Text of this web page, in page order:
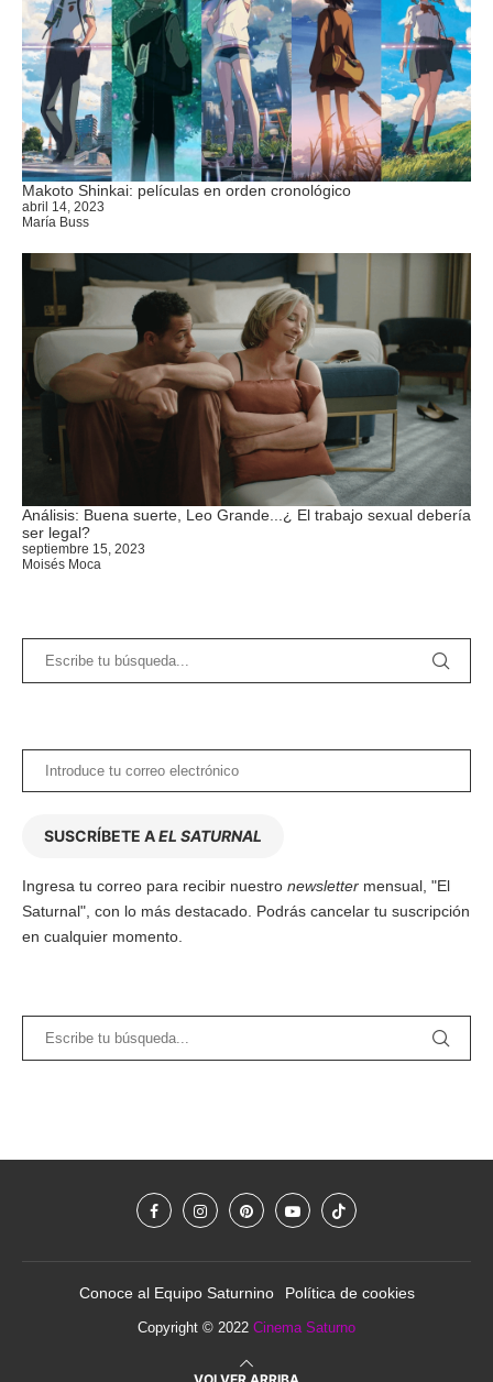
Makoto Shinkai: películas en orden cronológico
abril 14, 2023
María Buss
Análisis: Buena suerte, Leo Grande...¿ El trabajo sexual debería
ser legal?
septiembre 15, 2023
Moisés Moca
SUSCRÍBETE AEL SATURNAL
Ingresa tu correo para recibir nuestro newsletter mensual, "El
Saturnal", con lo más destacado. Podrás cancelar tu suscripción
en cualquier momento.
Conoce al Equipo Saturnino Política de cookies
Copyright © 2022 Cinema Saturno
VOLVER ARRIBA